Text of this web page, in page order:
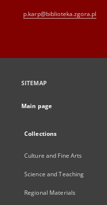
p.karp@biblioteka.zgora.pl
SITEMAP
Main page
Collections
Culture and Fine Arts
Science and Teaching
Regional Materials